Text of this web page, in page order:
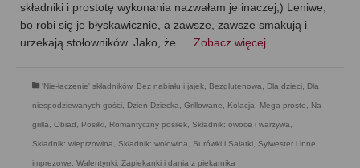
składniki i prostotę wykonania nazwałam je inaczej;) Leniwe,
bo robi się je błyskawicznie, a zawsze, zawsze smakują i
urzekają stołowników. Jako, że … Zobacz więcej…
'Nie-łączenie' składników, Bez nabiału i jajek Bezglutenowa Dla dzieci Dla
niespodziewanych gości Dzień Dziecka Grillowane Kolacja Mega proste Na
grilla Obiad Posiłki Romantyczny posiłek Składnik: owoce i warzywa
Składnik: wieprzowina Składnik: wołowina Surówki i Sałatki Sylwester i inne
imprezowe Walentynki Zapiekanki i dania z piekarnika